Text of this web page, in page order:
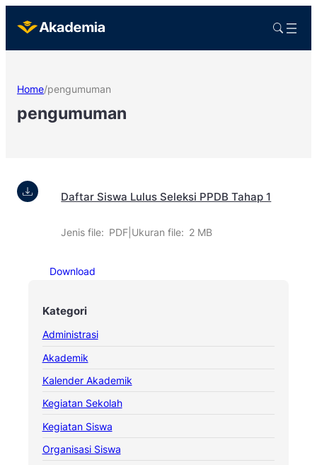
Home/pengumuman
pengumuman
Daftar Siswa Lulus Seleksi PPDB Tahap 1
Jenis file: PDF Ukuran file: 2 MB
Download
Kategori
Administrasi
Akademik
Kalender Akademik
Kegiatan Sekolah
Kegiatan Siswa
Organisasi Siswa